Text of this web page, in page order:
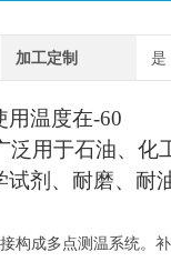
加工定制 是
用温度在-60
用于石油、化
剂、耐磨、耐油
成多点测温系统。